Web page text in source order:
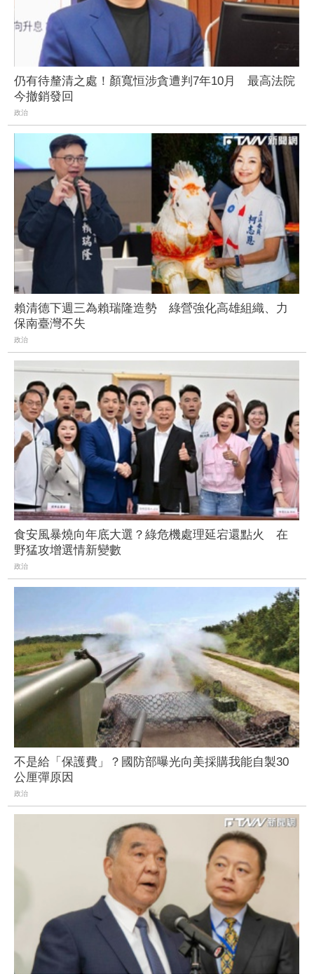
仍有待釐清之處！顏寬恒涉貪遭判7年10月 最高法院
今撤銷發回
政治
賴清德下週三為賴瑞隆造勢 綠營強化高雄組織、力
保南臺灣不失
政治
食安風暴燒向年底大選？綠危機處理延宕還點火 在
野猛攻增選情新變數
政治
不是給「保護費」？國防部曝光向美採購我能自製30
公厘彈原因
政治